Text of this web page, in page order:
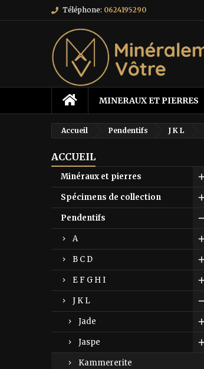
Téléphone: 0624195290
MINERAUX ET PIERRES
Accueil Pendentifs J K L
ACCUEIL
Minéraux et pierres
Spécimens de collection
Pendentifs
A
B C D
E F G H I
J K L
Jade
Jaspe
Kammererite